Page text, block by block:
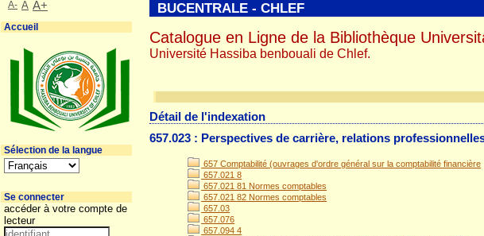
Détail de l'indexation
657.023 : Perspectives de carrière, relations
657 Comptabilité (ouvrages d'ordre général sur la comptabilité financière
657.021 8
657.021 81 Normes comptables
657.021 82 Normes comptables
657.03
657.076
657.094 4
BUCENTRALE - CHLEF
Catalogue en Ligne de la Bibliothèque
Université Hassiba benbouali de Chlef.
A- A A+
Accueil
Sélection de la langue
Se connecter
accéder à votre compte de
lecteur